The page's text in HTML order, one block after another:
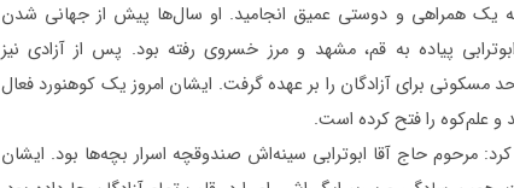
به یک همراهی و دوستی عمیق انجامید. او سال‌ها پیش از جهانی شدن
پیاده به قم، مشهد و مرز خسروی رفته بود. پس از آزادی نیز
برای آزادگان را بر عهده گرفت. ایشان امروز یک کوهنورد فعال
علم‌کوه را فتح کرده است.
مرحوم حاج‌ آقا ابوترابی سینه‌اش صندوقچه اسرار بچه‌ها بود. ایشان